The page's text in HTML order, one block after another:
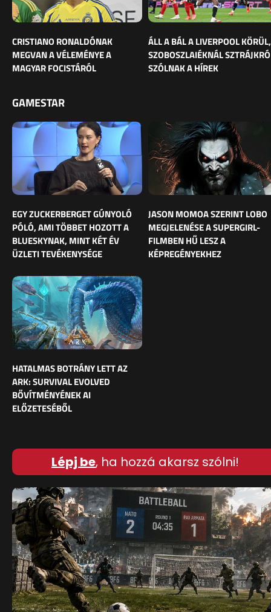
CRISTIANO RONALDÓNAK
MEGVAN A VÉLEMÉNYE A
MAGYAR FOCISTÁRÓL
ÁLL A BÁL A LIVERPOOL KÖRÜL,
SZOBOSZLAIÉKNÁL
SZÓLNAK A HÍREK
GAMESTAR
EGY ZUCKERBERGET GÚNYOLÓ
PÓLÓ, AMI TÖBBET HOZOTT A
BLUESKYNAK, MINT KÉT ÉV
ÜZLETI TEVÉKENYSÉGE
JASON MOMOA SZERINT LOBO
MEGJELENÉSE A SUPERGIRL-
FILMBEN HŰ LESZ A
KÉPREGÉNYEKHEZ
HATALMAS BOTRÁNY LETT AZ
ARK: SURVIVAL EVOLVED
BŐVÍTMÉNYÉNEK AI
ELŐZETESÉBŐL
Lépj be, ha hozzá akarsz szólni!